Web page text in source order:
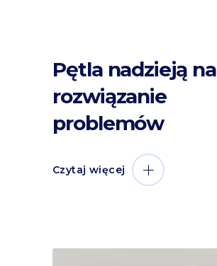
Pętla nadzieją na
rozwiązanie
problemów
Czytaj więcej